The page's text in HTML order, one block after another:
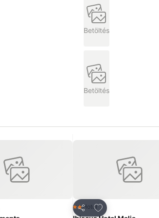
Betöltés
Betöltés
a kedvencekhez
Megosztás
Hozzáadás a
2 Kategória
Hotel